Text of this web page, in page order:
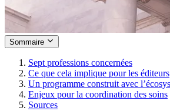
Sommaire
Sept professions concernées
Ce que cela implique pour les éditeurs
Un programme construit avec
Enjeux pour la coordination des soins
Sources